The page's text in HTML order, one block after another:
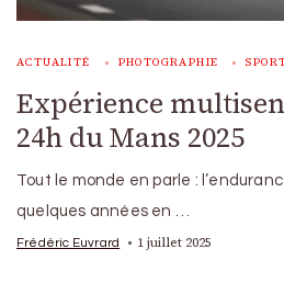
ACTUALITÉ PHOTOGRAPHIE
Expérience
24h du Mans 2025
Tout le monde en parle :
quelques années en …
Frédéric Euvrard 1 juillet 2025